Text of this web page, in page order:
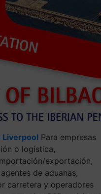
Liverpool Para empresas
o logística,
exportación,
de aduanas,
carretera y operadores